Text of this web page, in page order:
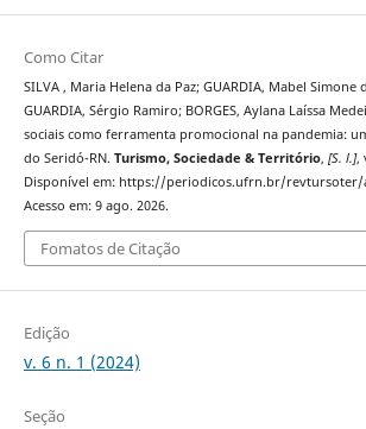
Como Citar
SILVA , Maria Helena da Paz; GUARDIA, Mabel Simone
GUARDIA, Sérgio Ramiro; BORGES, Aylana Laíssa
sociais como ferramenta promocional na pandemia:
do Seridó-RN. Turismo, Sociedade & Território, [S. l.],
Disponível em: https://periodicos.ufrn.br/revtursoter/
Acesso em: 9 ago. 2026.
Fomatos de Citação
Edição
v. 6 n. 1 (2024)
Seção